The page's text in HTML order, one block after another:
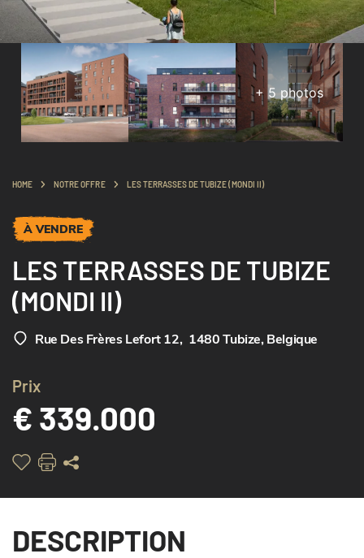
+ 5 photos
HOME NOTRE OFFRE LES TERRASSES DE TUBIZE (MONDI II)
À VENDRE
LES TERRASSES DE TUBIZE
(MONDI II)
Rue Des Frères Lefort 12, 1480 Tubize, Belgique
Prix
€ 339.000
DESCRIPTION